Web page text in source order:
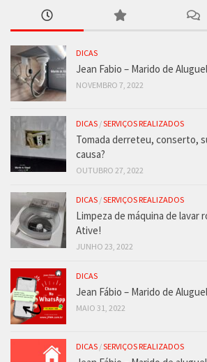
DICAS
Jean Fabio – Marido de
NOVEMBRO 7, 2022
DICAS /SERVIÇOS REALIZADOS
Tomada derreteu, conserto,
causa?
OUTUBRO 27, 2022
DICAS /SERVIÇOS REALIZADOS
Limpeza de máquina de lavar
Ative!
JUNHO 23, 2022
DICAS
Jean Fábio – Marido de
MAIO 31, 2022
DICAS /SERVIÇOS REALIZADOS